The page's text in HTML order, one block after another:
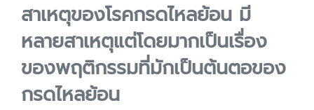
สาเหตุของโรคกรดไหลย้อน มี
หลายสาเหตุแต่โดยมากเป็นเรื่อง
ของพฤติกรรมที่มักเป็นต้นตอของ
กรดไหลย้อน